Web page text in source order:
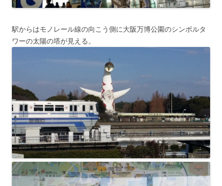
駅からはモノレール線の向こう側に大阪万博公園のシンボルタ
ワーの太陽の塔が見える。